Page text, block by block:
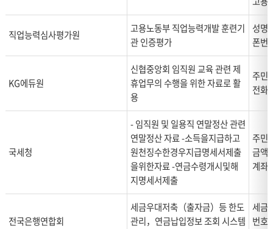
기
로
나
어
명
다.
직업능력심사평가원
고용노동부 직업능력개발 훈련기
관 인증평가
성명
폰번
KG에듀원
신협중앙회 임직원 교육 관련 제
휴업무의 수행을 위한 자료로 활
용
주민
전화
국세청
- 임직원 및 일용직 연말정산 관련
연말정산 자료 -소득을지급하고
원천징수한경우지급명세서제출
을위한자료 -연금수령개시및해
지명세서제출
주민
금액,
계좌
전국은행연합회
세금우대저축（출자금）등 한도
관리，연금납입정보 조회 시스템
세금
번호